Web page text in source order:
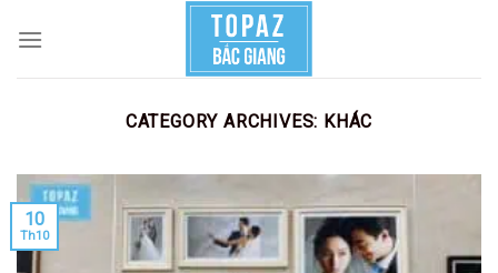
CATEGORY ARCHIVES: KHÁC
10
Th10